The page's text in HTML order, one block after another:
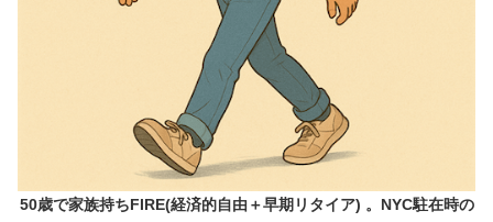
50歳で家族持ちFIRE(経済的自由＋早期リタイア) 。NYC駐在時の